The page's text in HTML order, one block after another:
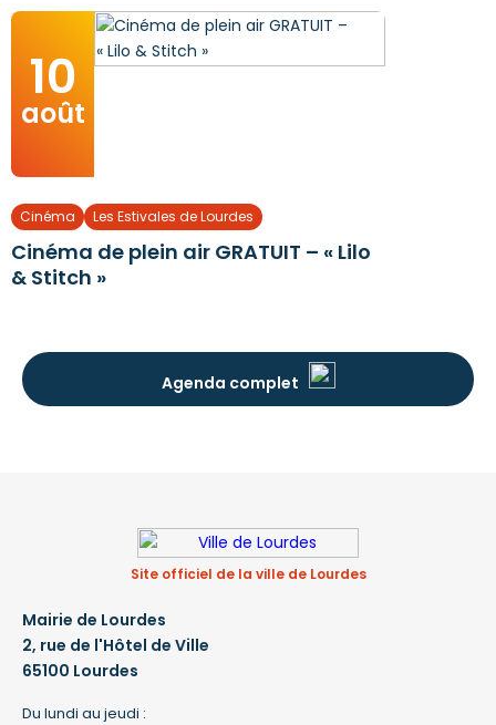
10
août
Cinéma Les Estivales de Lourdes
Cinéma de plein air GRATUIT – « Lilo
& Stitch »
Agenda complet
Site officiel de la ville de Lourdes
Mairie de Lourdes
2, rue de l'Hôtel de Ville
65100 Lourdes
Du lundi au jeudi :